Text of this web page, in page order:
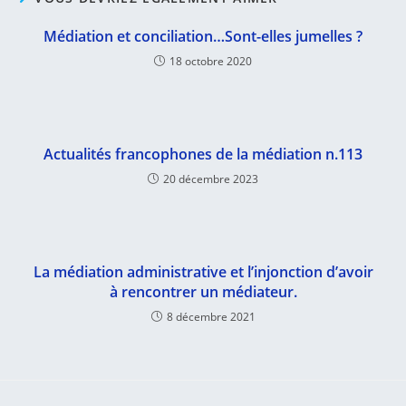
Médiation et conciliation…Sont-elles jumelles ?
18 octobre 2020
Actualités francophones de la médiation n.113
20 décembre 2023
La médiation administrative et l’injonction d’avoir
à rencontrer un médiateur.
8 décembre 2021